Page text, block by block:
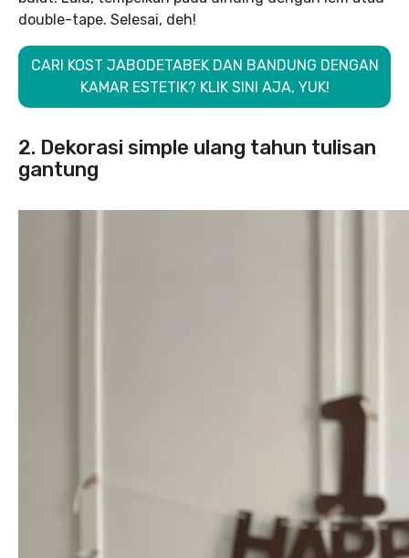
double-tape. Selesai, deh!
CARI KOST JABODETABEK DAN BANDUNG DENGAN
KAMAR ESTETIK? KLIK SINI AJA, YUK!
2. Dekorasi simple ulang tahun tulisan
gantung